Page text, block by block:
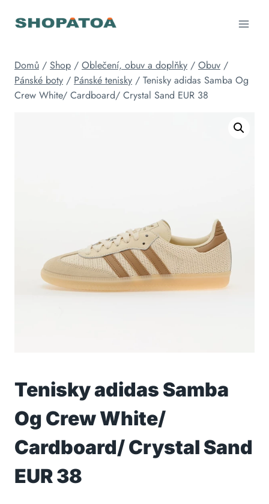
Domů / Shop / Oblečení, obuv a doplňky / Obuv /
Pánské boty / Pánské tenisky / Tenisky adidas Samba Og
Crew White/ Cardboard/ Crystal Sand EUR 38
Tenisky adidas Samba
Og Crew White/
Cardboard/ Crystal Sand
EUR 38